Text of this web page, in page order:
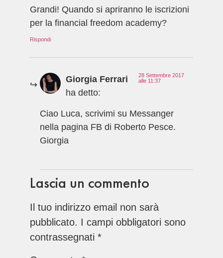
Grandi! Quando si apriranno le iscrizioni
per la financial freedom academy?
Rispondi
Giorgia Ferrari
ha detto:
28 Settembre 2017
alle 11:37
Ciao Luca, scrivimi su Messanger
nella pagina FB di Roberto Pesce.
Giorgia
Lascia un commento
Il tuo indirizzo email non sarà
pubblicato. I campi obbligatori sono
contrassegnati *